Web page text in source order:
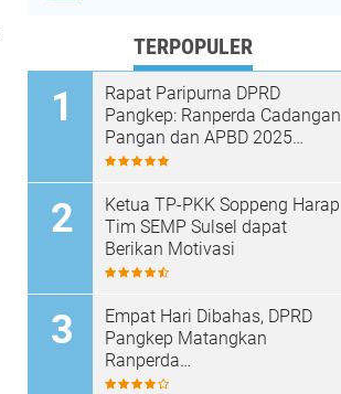
TERPOPULER
Rapat Paripurna DPRD
Pangkep: Ranperda Cadangan
Pangan dan APBD 2025
Disetujui dengan Sejumlah
Ketua TP-PKK Soppeng Harap
Tim SEMP Sulsel dapat
Berikan Motivasi
Empat Hari Dibahas, DPRD
Pangkep Matangkan
Ranperda
Pertanggungjawaban APBD